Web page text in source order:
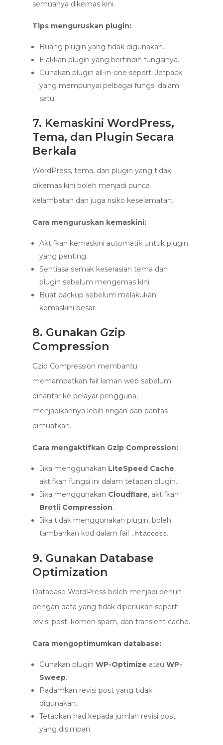
semuanya dikemas kini.
Tips menguruskan plugin:
Buang plugin yang tidak digunakan.
Elakkan plugin yang bertindih fungsinya.
Gunakan plugin all-in-one seperti Jetpack
yang mempunyai pelbagai fungsi dalam
satu.
7. Kemaskini WordPress,
Tema, dan Plugin Secara
Berkala
WordPress, tema, dan plugin yang tidak
dikemas kini boleh menjadi punca
kelambatan dan juga risiko keselamatan.
Cara menguruskan kemaskini:
Aktifkan kemaskini automatik untuk plugin
yang penting.
Sentiasa semak keserasian tema dan
plugin sebelum mengemas kini.
Buat backup sebelum melakukan
kemaskini besar.
8. Gunakan Gzip
Compression
Gzip Compression membantu
memampatkan fail laman web sebelum
dihantar ke pelayar pengguna,
menjadikannya lebih ringan dan pantas
dimuatkan.
Cara mengaktifkan Gzip Compression:
Jika menggunakan LiteSpeed Cache,
aktifkan fungsi ini dalam tetapan plugin.
Jika menggunakan Cloudflare, aktifkan
Brotli Compression.
Jika tidak menggunakan plugin, boleh
tambahkan kod dalam fail .htaccess.
9. Gunakan Database
Optimization
Database WordPress boleh menjadi penuh
dengan data yang tidak diperlukan seperti
revisi post, komen spam, dan transient cache.
Cara mengoptimumkan database:
Gunakan plugin WP-Optimize atau WP-
Sweep.
Padamkan revisi post yang tidak
digunakan.
Tetapkan had kepada jumlah revisi post
yang disimpan.